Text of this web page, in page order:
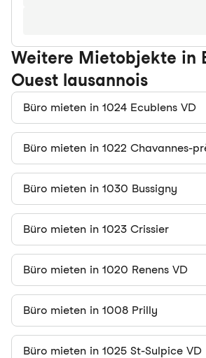
Weitere Mietobjekte in
Ouest lausannois
Büro mieten in 1024 Ecublens VD
Büro mieten in 1022 Chavannes-
Büro mieten in 1030 Bussigny
Büro mieten in 1023 Crissier
Büro mieten in 1020 Renens VD
Büro mieten in 1008 Prilly
Büro mieten in 1025 St-Sulpice VD